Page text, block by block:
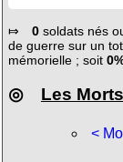
⤇ 0soldats nés
de guerre sur un
mémorielle ; soit
◎ Les
<